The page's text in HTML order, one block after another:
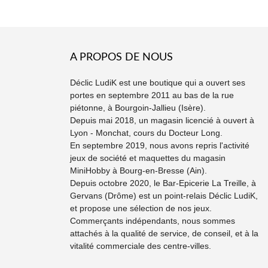
A PROPOS DE NOUS
Déclic LudiK est une boutique qui a ouvert ses
portes en septembre 2011 au bas de la rue
piétonne, à Bourgoin-Jallieu (Isère).
Depuis mai 2018, un magasin licencié à ouvert à
Lyon - Monchat, cours du Docteur Long.
En septembre 2019, nous avons repris l'activité
jeux de société et maquettes du magasin
MiniHobby à Bourg-en-Bresse (Ain).
Depuis octobre 2020, le Bar-Epicerie La Treille, à
Gervans (Drôme) est un point-relais Déclic LudiK,
et propose une sélection de nos jeux.
Commerçants indépendants, nous sommes
attachés à la qualité de service, de conseil, et à la
vitalité commerciale des centre-villes.